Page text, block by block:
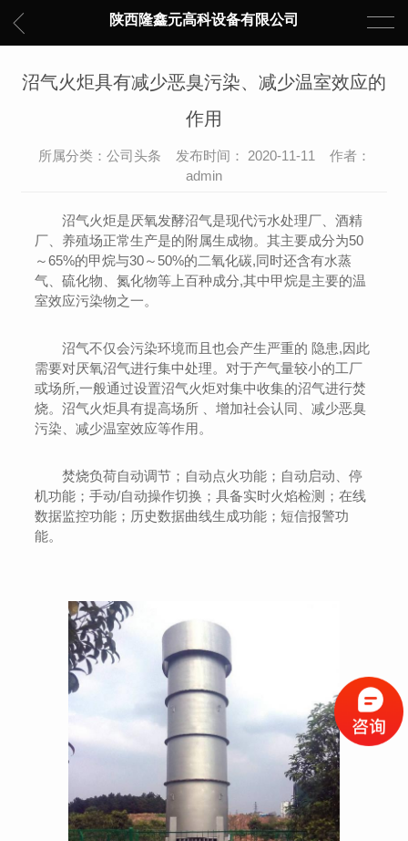
陕西隆鑫元高科设备有限公司
沼气火炬具有减少恶臭污染、减少温室效应的
作用
所属分类：公司头条 发布时间： 2020-11-11 作者：
admin
沼气火炬是厌氧发酵沼气是现代污水处理厂、酒精
厂、养殖场正常生产是的附属生成物。其主要成分为50
～65%的甲烷与30～50%的二氧化碳,同时还含有水蒸
气、硫化物、氮化物等上百种成分,其中甲烷是主要的温
室效应污染物之一。
沼气不仅会污染环境而且也会产生严重的 隐患,因此
需要对厌氧沼气进行集中处理。对于产气量较小的工厂
或场所,一般通过设置沼气火炬对集中收集的沼气进行焚
烧。沼气火炬具有提高场所 、增加社会认同、减少恶臭
污染、减少温室效应等作用。
焚烧负荷自动调节；自动点火功能；自动启动、停
机功能；手动/自动操作切换；具备实时火焰检测；在线
数据监控功能；历史数据曲线生成功能；短信报警功
能。